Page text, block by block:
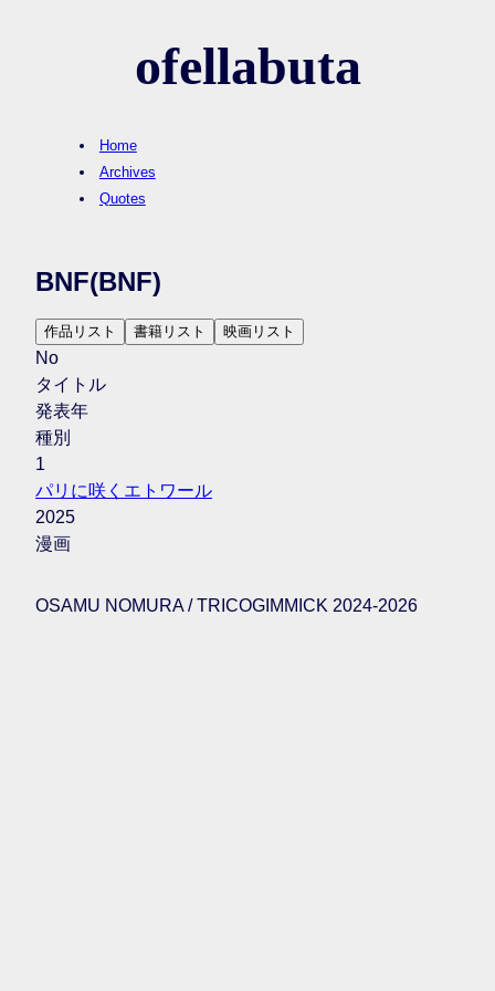
ofellabuta
Home
Archives
Quotes
BNF(BNF)
作品リスト 書籍リスト 映画リスト
No
タイトル
発表年
種別
1
パリに咲くエトワール
2025
漫画
OSAMU NOMURA / TRICOGIMMICK 2024-2026